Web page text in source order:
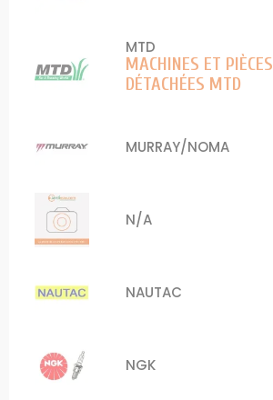
MTD
MACHINES ET PIÈCES
DÉTACHÉES MTD
MURRAY/NOMA
N/A
NAUTAC
NGK